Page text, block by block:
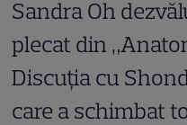
Sandra Oh
plecat din
Discuția cu
care a schimbat